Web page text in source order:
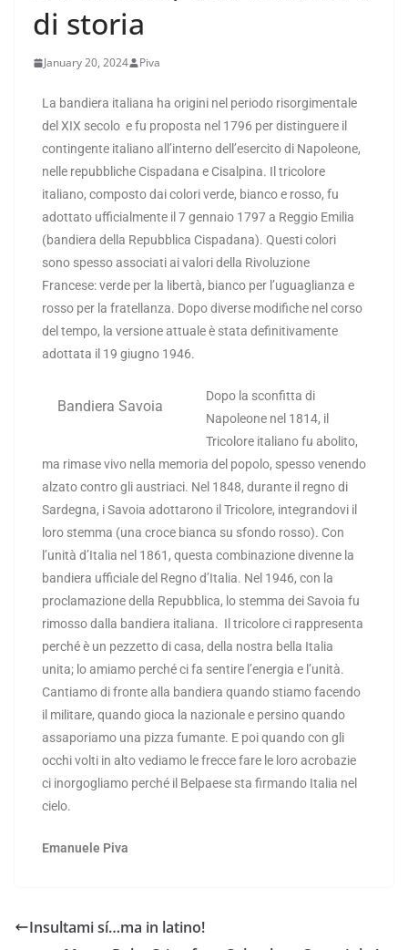
di storia
January 20, 2024 Piva
La bandiera italiana ha origini nel periodo risorgimentale
del XIX secolo e fu proposta nel 1796 per distinguere il
contingente italiano all’interno dell’esercito di Napoleone,
nelle repubbliche Cispadana e Cisalpina. Il tricolore
italiano, composto dai colori verde, bianco e rosso, fu
adottato ufficialmente il 7 gennaio 1797 a Reggio Emilia
(bandiera della Repubblica Cispadana). Questi colori
sono spesso associati ai valori della Rivoluzione
Francese: verde per la libertà, bianco per l’uguaglianza e
rosso per la fratellanza. Dopo diverse modifiche nel corso
del tempo, la versione attuale è stata definitivamente
adottata il 19 giugno 1946.
Bandiera Savoia
Dopo la sconfitta di
Napoleone nel 1814, il
Tricolore italiano fu abolito,
ma rimase vivo nella memoria del popolo, spesso venendo
alzato contro gli austriaci. Nel 1848, durante il regno di
Sardegna, i Savoia adottarono il Tricolore, integrandovi il
loro stemma (una croce bianca su sfondo rosso). Con
l’unità d’Italia nel 1861, questa combinazione divenne la
bandiera ufficiale del Regno d’Italia. Nel 1946, con la
proclamazione della Repubblica, lo stemma dei Savoia fu
rimosso dalla bandiera italiana. Il tricolore ci rappresenta
perché è un pezzetto di casa, della nostra bella Italia
unita; lo amiamo perché ci fa sentire l’energia e l’unità.
Cantiamo di fronte alla bandiera quando stiamo facendo
il militare, quando gioca la nazionale e persino quando
assaporiamo una pizza fumante. E poi quando con gli
occhi volti in alto vediamo le frecce fare le loro acrobazie
ci inorgogliamo perché il Belpaese sta firmando Italia nel
cielo.
Emanuele Piva
Insultami sí…ma in latino!